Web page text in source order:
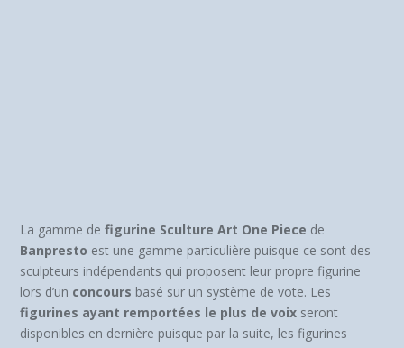
La gamme defigurine Sculture Art One Piece de
Banpresto est une gamme particulière puisque ce sont des
sculpteurs indépendants qui proposent leur propre figurine
lors d’un concours basé sur un système de vote. Les
figurines ayant remportées le plus de voix seront
disponibles en dernière puisque par la suite, les figurines